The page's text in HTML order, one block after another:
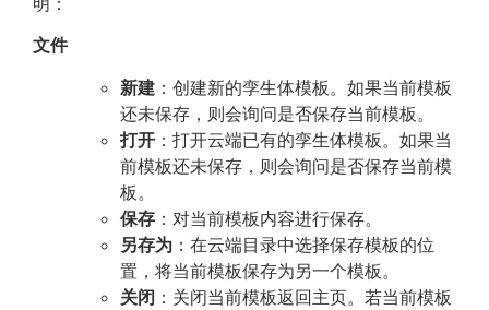
文件
新建 ：创建新的孪生体模板。如果当前模板
还未保存，则会询问是否保存当前模板。
打开 ：打开云端已有的孪生体模板。如果当
前模板还未保存，则会询问是否保存当前模
板。
保存 ：对当前模板内容进行保存。
另存为 ：在云端目录中选择保存模板的位
置，将当前模板保存为另一个模板。
关闭 ：关闭当前模板返回主页。若当前模板